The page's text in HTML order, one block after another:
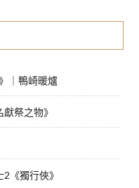
｜鴨崎暖爐
祭之物》
《獨行俠》